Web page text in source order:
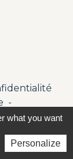
-
Communes
what you want
Personalize